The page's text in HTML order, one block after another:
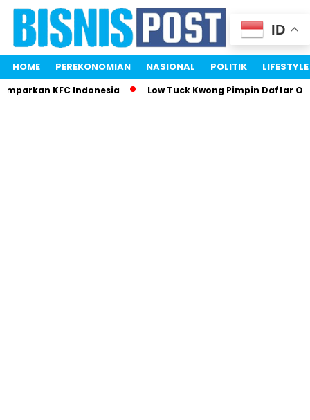
HOME PEREKONOMIAN NASIONAL POLITIK LIFESTYLE
KFC Indonesia Low Tuck Kwong Pimpin Daftar
ID